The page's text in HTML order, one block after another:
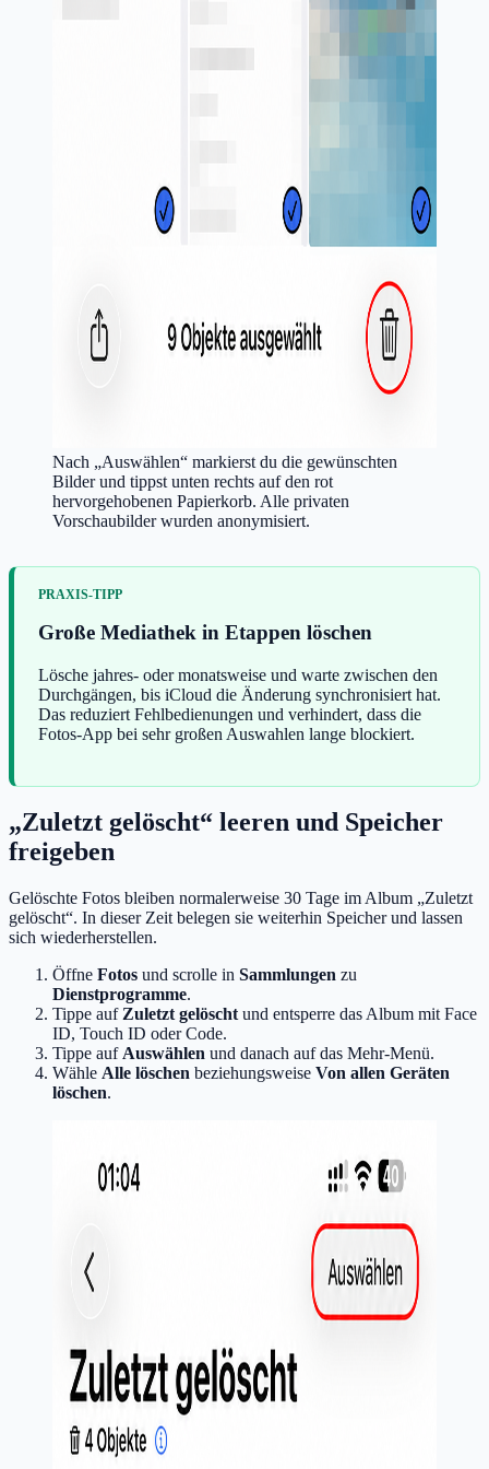
Nach „Auswählen“ markierst du die gewünschten
Bilder und tippst unten rechts auf den rot
hervorgehobenen Papierkorb. Alle privaten
Vorschaubilder wurden anonymisiert.
Große Mediathek in Etappen löschen
Lösche jahres- oder monatsweise und warte zwischen den
Durchgängen, bis iCloud die Änderung synchronisiert hat.
Das reduziert Fehlbedienungen und verhindert, dass die
Fotos-App bei sehr großen Auswahlen lange blockiert.
„Zuletzt gelöscht“ leeren und Speicher
freigeben
Gelöschte Fotos bleiben normalerweise 30 Tage im Album „Zuletzt
gelöscht“. In dieser Zeit belegen sie weiterhin Speicher und lassen
sich wiederherstellen.
Öffne Fotos und scrolle in Sammlungen zu
Dienstprogramme.
Tippe auf Zuletzt gelöscht und entsperre das Album mit Face
ID, Touch ID oder Code.
Tippe auf Auswählen und danach auf das Mehr-Menü.
Wähle Alle löschen beziehungsweise Von allen Geräten
löschen.